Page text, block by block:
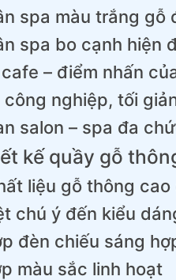
spa màu trắng gỗ
spa bo cạnh hiện
– điểm nhấn
công nghiệp, tối
salon – spa đa
kế quầy gỗ
liệu gỗ thông
chú ý đến kiểu
đèn chiếu sáng
màu sắc linh hoạt